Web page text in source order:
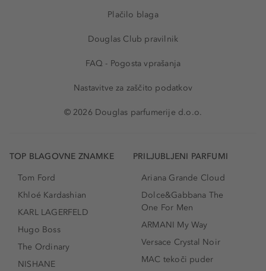
Plačilo blaga
Douglas Club pravilnik
FAQ - Pogosta vprašanja
Nastavitve za zaščito podatkov
© 2026 Douglas parfumerije d.o.o.
TOP BLAGOVNE ZNAMKE
Tom Ford
Khloé Kardashian
KARL LAGERFELD
Hugo Boss
The Ordinary
NISHANE
PRILJUBLJENI PARFUMI
Ariana Grande Cloud
Dolce&Gabbana The
One For Men
ARMANI My Way
Versace Crystal Noir
MAC tekoči puder